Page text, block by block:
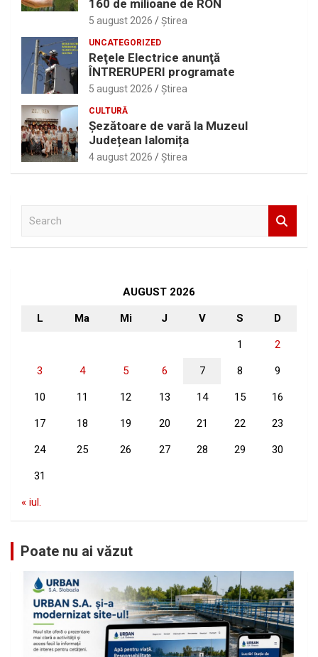
160 de milioane de RON
5 august 2026 Ştirea
UNCATEGORIZED
Reţele Electrice anunţă
ÎNTRERUPERI programate
5 august 2026 Ştirea
CULTURĂ
Șezătoare de vară la Muzeul
Județean Ialomița
4 august 2026 Ştirea
AUGUST 2026
L Ma Mi J V S D
1 2
3 4 5 6 7 8 9
10 11 12 13 14 15 16
17 18 19 20 21 22 23
24 25 26 27 28 29 30
31
« iul.
Poate nu ai văzut